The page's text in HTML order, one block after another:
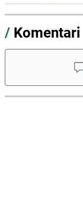
/ Komentari